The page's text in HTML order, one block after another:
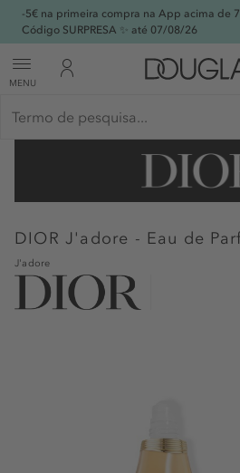
-5€ na primeira compra na App acima de
Código SURPRESA ✨ até 07/08/26
MENU
DIOR J'adore - Eau de
J'adore